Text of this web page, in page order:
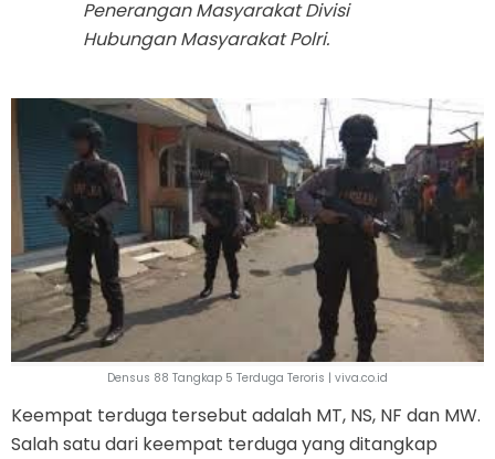
Penerangan Masyarakat Divisi
Hubungan Masyarakat Polri.
Densus 88 Tangkap 5 Terduga Teroris | viva.co.id
Keempat terduga tersebut adalah MT, NS, NF dan MW.
Salah satu dari keempat terduga yang ditangkap